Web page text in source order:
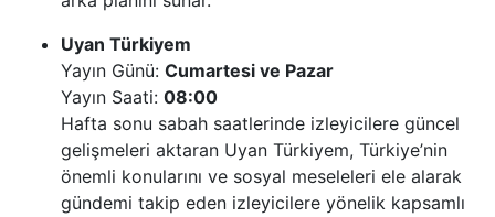
Uyan Türkiyem
Yayın Günü: Cumartesi ve Pazar
Yayın Saati: 08:00
Hafta sonu sabah saatlerinde izleyicilere güncel
gelişmeleri aktaran Uyan Türkiyem, Türkiye’nin
önemli konularını ve sosyal meseleleri ele alarak
gündemi takip eden izleyicilere yönelik kapsamlı